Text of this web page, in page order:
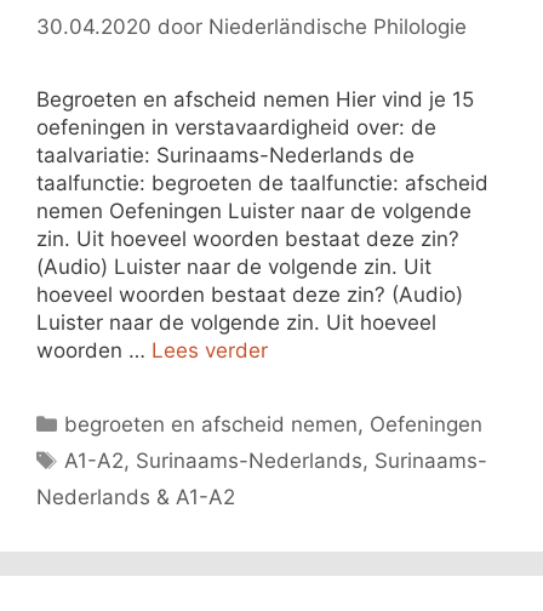
30.04.2020 door Niederländische Philologie
Begroeten en afscheid nemen Hier vind je 15
oefeningen in verstavaardigheid over: de
taalvariatie: Surinaams-Nederlands de
taalfunctie: begroeten de taalfunctie: afscheid
nemen Oefeningen Luister naar de volgende
zin. Uit hoeveel woorden bestaat deze zin?
(Audio) Luister naar de volgende zin. Uit
hoeveel woorden bestaat deze zin? (Audio)
Luister naar de volgende zin. Uit hoeveel
woorden … Lees verder
Categorieën
begroeten en afscheid nemen, Oefeningen
Tags
A1-A2, Surinaams-Nederlands, Surinaams-
Nederlands & A1-A2